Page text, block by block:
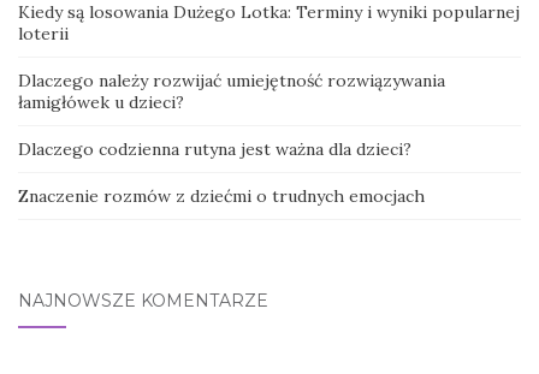
Kiedy są losowania Dużego Lotka: Terminy i wyniki popularnej
loterii
Dlaczego należy rozwijać umiejętność rozwiązywania
łamigłówek u dzieci?
Dlaczego codzienna rutyna jest ważna dla dzieci?
Znaczenie rozmów z dziećmi o trudnych emocjach
NAJNOWSZE KOMENTARZE